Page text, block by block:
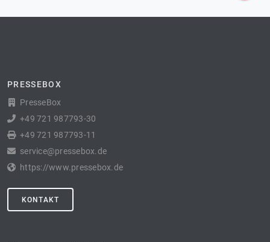
PRESSEBOX
PresseBox
+49 721 987793-30
+49 721 987793-11
service@pressebox.de
https://www.pressebox.de
KONTAKT